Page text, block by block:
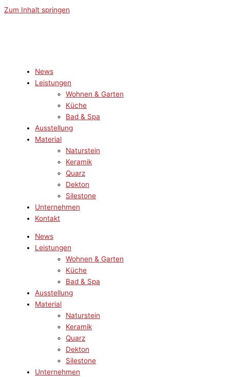
Zum Inhalt springen
News
Leistungen
Wohnen & Garten
Küche
Bad & Spa
Ausstellung
Material
Naturstein
Keramik
Quarz
Dekton
Silestone
Unternehmen
Kontakt
News
Leistungen
Wohnen & Garten
Küche
Bad & Spa
Ausstellung
Material
Naturstein
Keramik
Quarz
Dekton
Silestone
Unternehmen